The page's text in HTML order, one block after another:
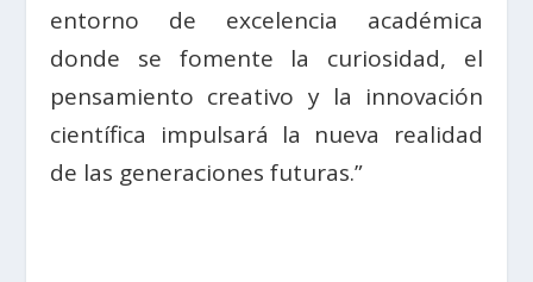
entorno de excelencia académica
donde se fomente la curiosidad, el
pensamiento creativo y la innovación
científica impulsará la nueva realidad
de las generaciones futuras.”